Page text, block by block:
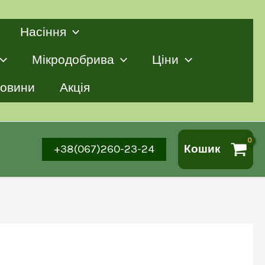
Насіння
Мікродобрива Ціни
Акція
+38(067)260-23-24 Кошик